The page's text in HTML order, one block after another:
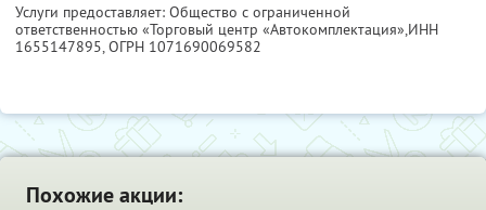
Услуги предоставляет: Общество с ограниченной
ответственностью «Торговый центр «Автокомплектация»,ИНН
1655147895, ОГРН 1071690069582
Похожие акции: